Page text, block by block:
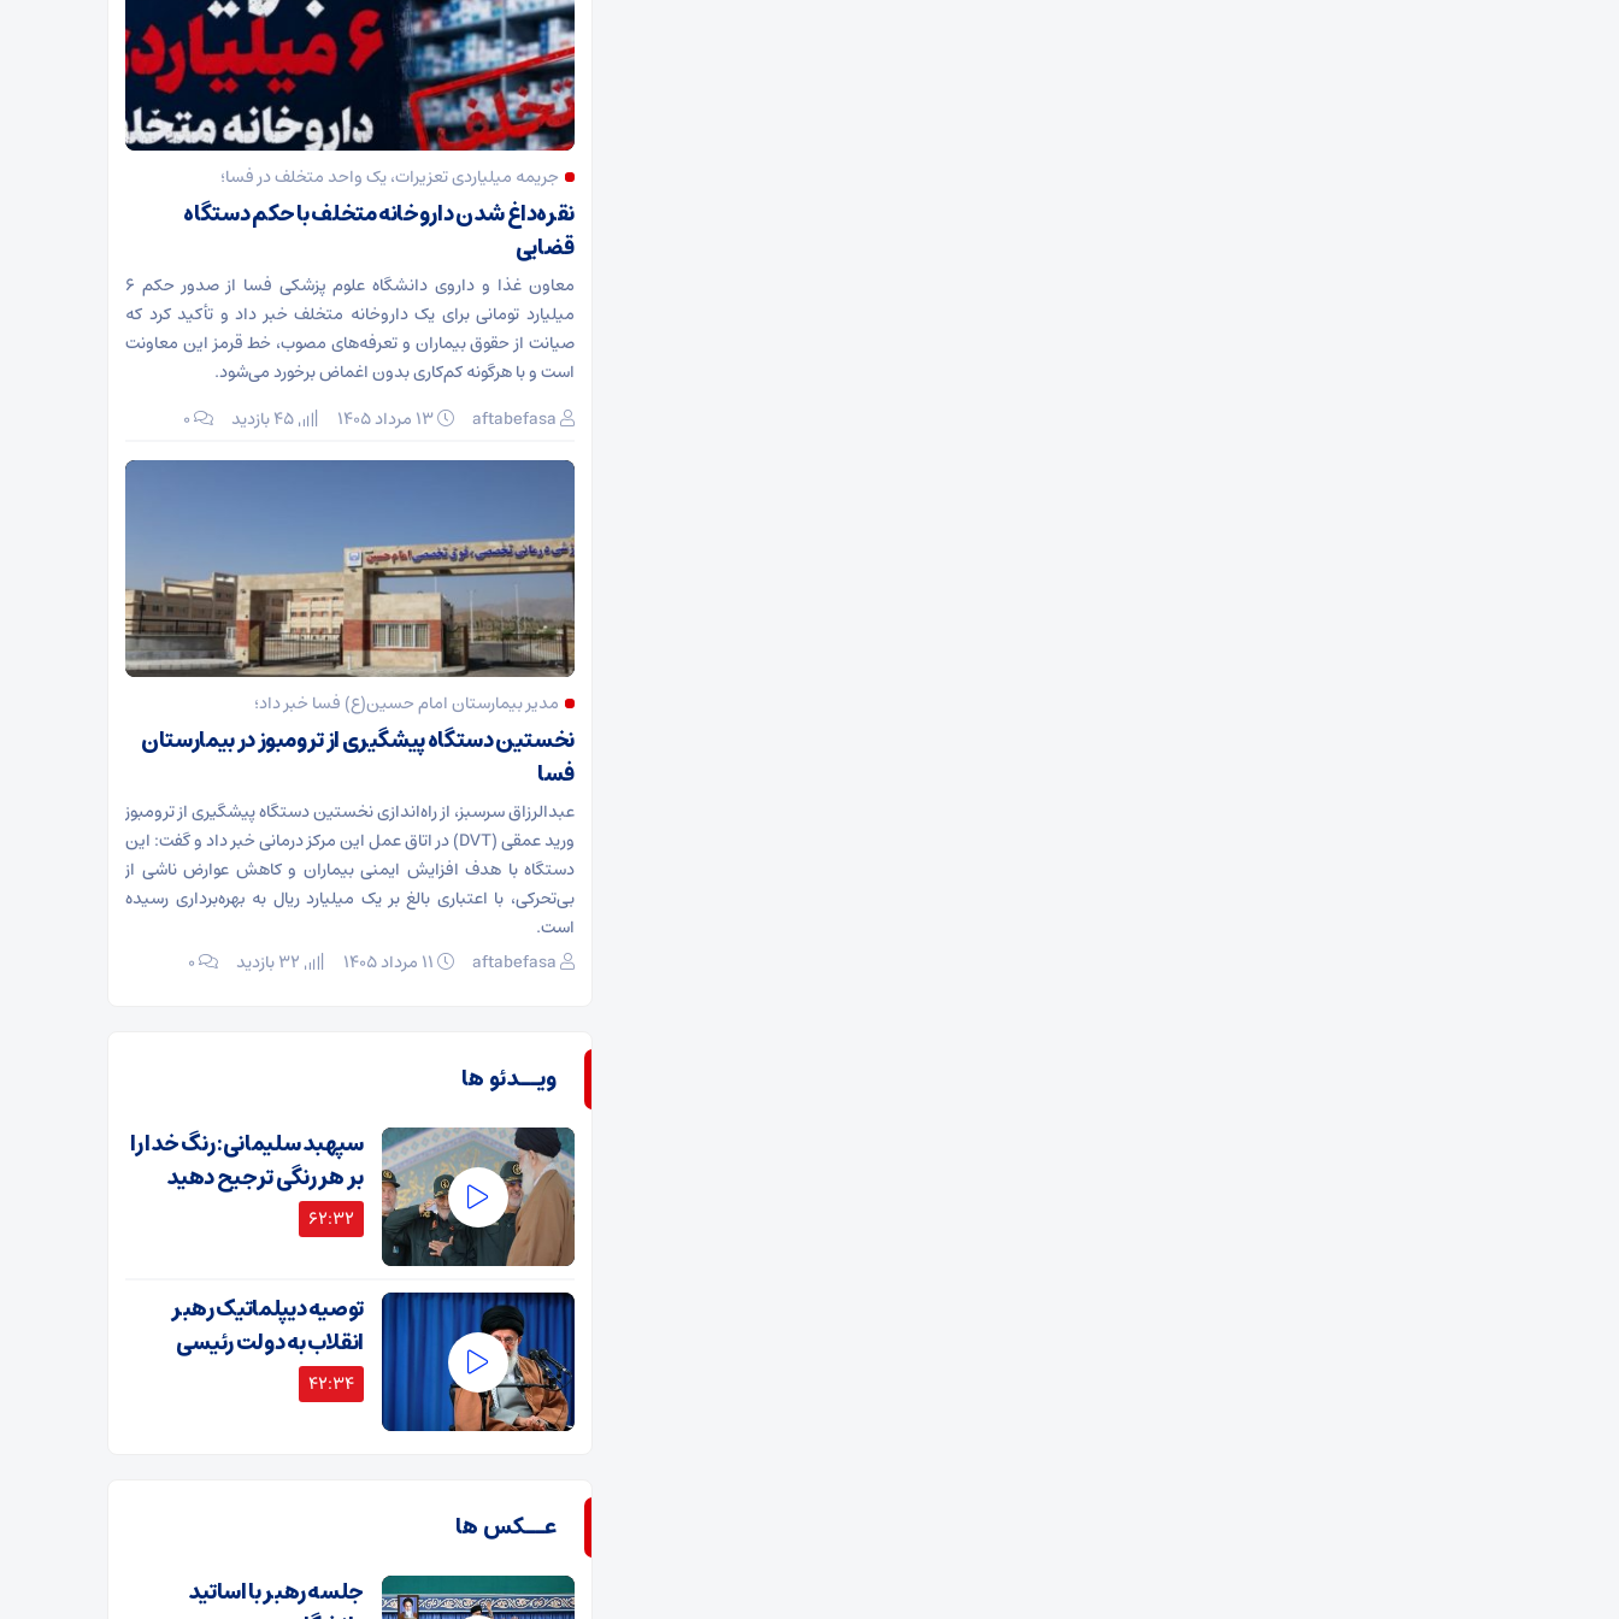
جریمه میلیاردی تعزیرات، یک واحد متخلف در فسا؛
نقره‌داغ شدن داروخانه متخلف با حکم دستگاه
قضایی
معاون غذا و داروی دانشگاه علوم پزشکی فسا از صدور حکم ۶
میلیارد تومانی برای یک داروخانه متخلف خبر داد و تأکید کرد که
صیانت از حقوق بیماران و تعرفه‌های مصوب، خط قرمز این معاونت
است و با هرگونه کم‌کاری بدون اغماض برخورد می‌شود.
aftabefasa
۰
مدیر بیمارستان امام حسین(ع) فسا خبر داد؛
نخستین دستگاه پیشگیری از ترومبوز در بیمارستان
فسا
عبدالرزاق سرسبز، از راه‌اندازی نخستین دستگاه پیشگیری از ترومبوز
ورید عمقی (DVT) در اتاق عمل این مرکز درمانی خبر داد و گفت: این
دستگاه با هدف افزایش ایمنی بیماران و کاهش عوارض ناشی از
بی‌تحرکی، با اعتباری بالغ بر یک میلیارد ریال به بهره‌برداری رسیده
است.
aftabefasa
۰
ویــدئو ها
سپهبد سلیمانی: رنگ خدا را
بر هر رنگی ترجیح دهید
62:32
توصیه دیپلماتیک رهبر
انقلاب به دولت رئیسی
42:34
عــکس ها
جلسه رهبر با اساتید